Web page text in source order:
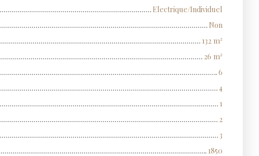
Electrique/Individuel
Non
132 m²
26 m²
6
4
1
2
3
1850